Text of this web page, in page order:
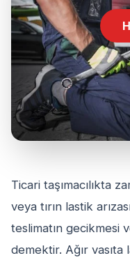
Ticari taşımacılıkta
veya tırın lastik
teslimatın gecikmesi
demektir. Ağır